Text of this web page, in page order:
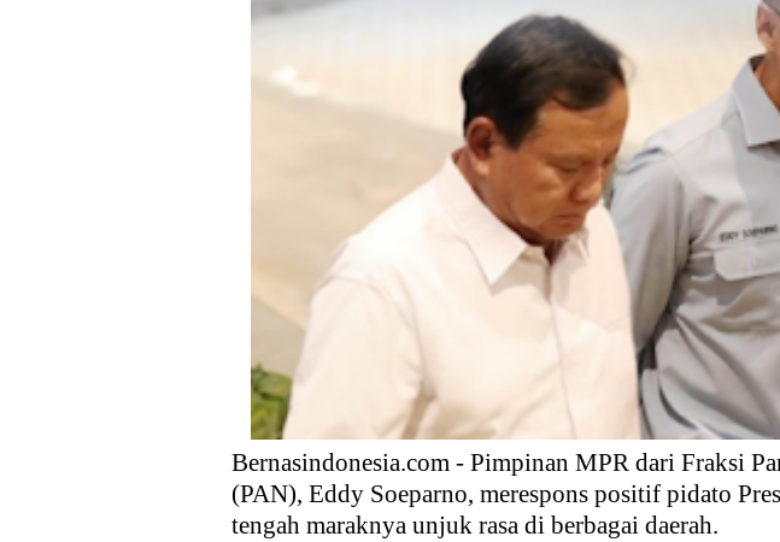
Prabowo: Kemitraan Indonesia–Tailan Harus Beri
Fahira Idris Minta Pemprov DKI Jakarta Lakukan 6
Prabowo Hadapi Oligarki
Generasi Z Indonesia Menjunjung Keberagaman,
HNW Dukung Usulan Syarat Usia Caleg 18 Tahun
Bernasindonesia.com - Pimpinan MPR dari Fraksi
(PAN), Eddy Soeparno, merespons positif pidato
tengah maraknya unjuk rasa di berbagai daerah.